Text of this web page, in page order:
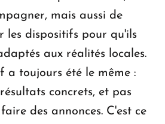
mais aussi de
les dispositifs pour qu'ils
aux réalités locales.
a toujours été le même :
concrets, et pas
des annonces. C'est ce